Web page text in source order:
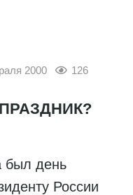
2000 126
был день
России